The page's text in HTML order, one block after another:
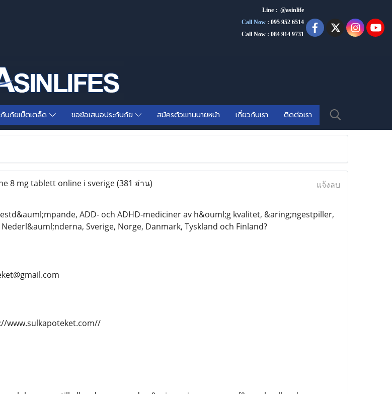
Line : @asinlife
Call Now : 095 952 6514
Call Now : 084 914 9731
กันภัยเบ็ตเตล็ด ขอข้อเสนอประกันภัย สมัครตัวแทนนายหน้า เกี่ยวกับเรา ติดต่อเรา
8 mg tablett online i sverige(381 อ่าน) แจ้งลบ
ADD- och ADHD-mediciner av h&ouml;g kvalitet, &aring;ngestpiller,
Sverige, Norge, Danmark, Tyskland och Finland?
www.sulkapoteket.com//